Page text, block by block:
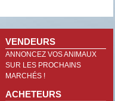
VENDEURS
ANNONCEZ VOS ANIMAUX
SUR LES PROCHAINS
MARCHÉS !
ACHETEURS